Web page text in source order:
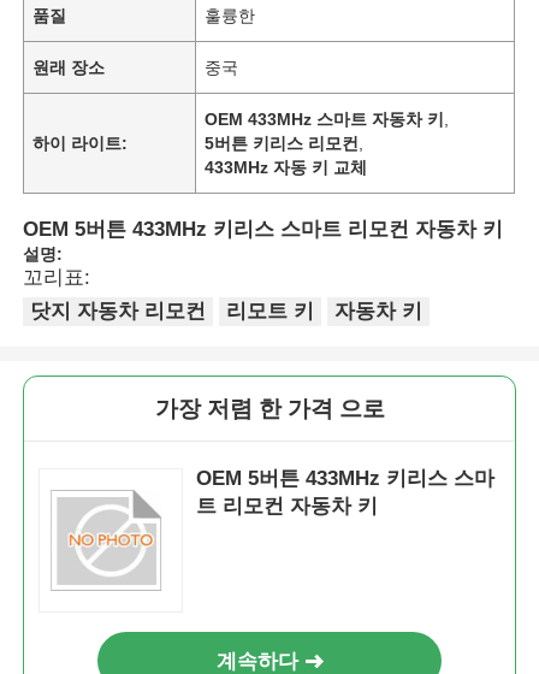
품질 훌륭한
원래 장소 중국
하이 라이트:
OEM 433MHz 스마트 자동차 키
5버튼 키리스 리모컨
433MHz 자동 키 교체
OEM 5버튼 433MHz 키리스 스마트 리모컨 자동차 키
설명:
꼬리표:
닷지 자동차 리모컨
리모트 키 자동차 키
가장 저렴 한 가격 으로
OEM 5버튼 433MHz 키리스 스마
트 리모컨 자동차 키
계속하다